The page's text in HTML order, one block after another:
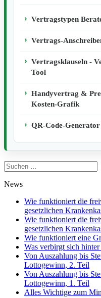
Vertragstypen
Vertrags-
Vertragsklauseln -
Tool
Handyvertrag &
Kosten-Grafik
QR-Code-
Suchen
nach:
News
Wie funktioniert die
gesetzlichen
Wie funktioniert die
gesetzlichen
Wie funktioniert eine
Was verbirgt sich
Von Auszahlung bis
Lottogewinn, 2. Teil
Von Auszahlung bis
Lottogewinn, 1. Teil
Alles Wichtige zum